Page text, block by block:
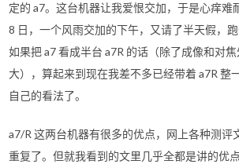
定的 a7。这台机器让我爱恨交加，于是心痒难
8 日，一个风雨交加的下午，又请了半天假，跑
如果把 a7 看成半台 a7R 的话（除了成像和对
大），算起来到现在我差不多已经带着 a7R 整
自己的看法了。
a7/R 这两台机器有很多的优点，网上各种测评
重复了。但就我看到的文里几乎全都是讲的优